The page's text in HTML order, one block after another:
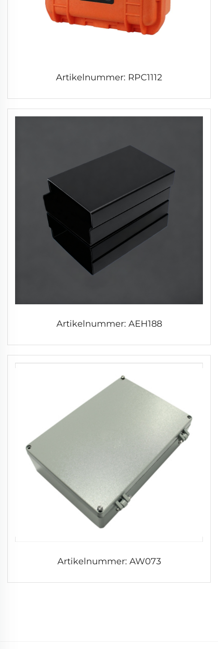
Artikelnummer: RPC1112
Artikelnummer: AEH188
Artikelnummer: AW073